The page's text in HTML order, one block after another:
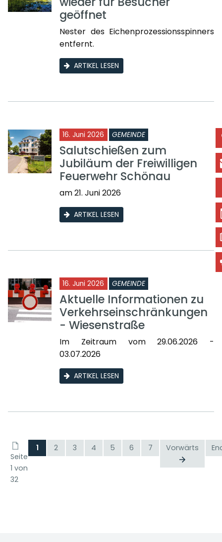
geöffnet
Nester des Eichenprozessionsspinners
entfernt.
ARTIKEL LESEN
16. Juni 2026 GEMEINDE
Salutschießen zum
Jubiläum der Freiwilligen
Feuerwehr Schönau
am 21. Juni 2026
ARTIKEL LESEN
16. Juni 2026 GEMEINDE
Aktuelle Informationen zu
Verkehrseinschränkungen
- Wiesenstraße
Im Zeitraum vom 29.06.2026 -
03.07.2026
ARTIKEL LESEN
Seite
1 von
32
1 2 3 4 5 6 7 Vorwärts